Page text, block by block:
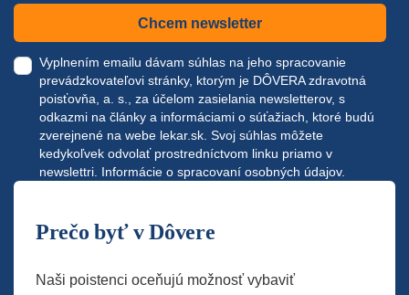
Chcem newsletter
Vyplnením emailu dávam súhlas na jeho spracovanie
prevádzkovateľovi stránky, ktorým je DÔVERA zdravotná
poisťovňa, a. s., za účelom zasielania newsletterov, s
odkazmi na články a informáciami o súťažiach, ktoré budú
zverejnené na webe lekar.sk . Svoj súhlas môžete
kedykoľvek odvolať prostredníctvom linku priamo v
newslettri. Informácie o spracovaní osobných údajov.
Prečo byť v Dôvere
Naši poistenci oceňujú možnosť vybaviť